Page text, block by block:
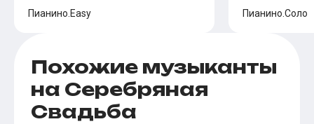
Пианино.Easy Пианино.Соло
Похожие музыканты
на Серебряная
Свадьба